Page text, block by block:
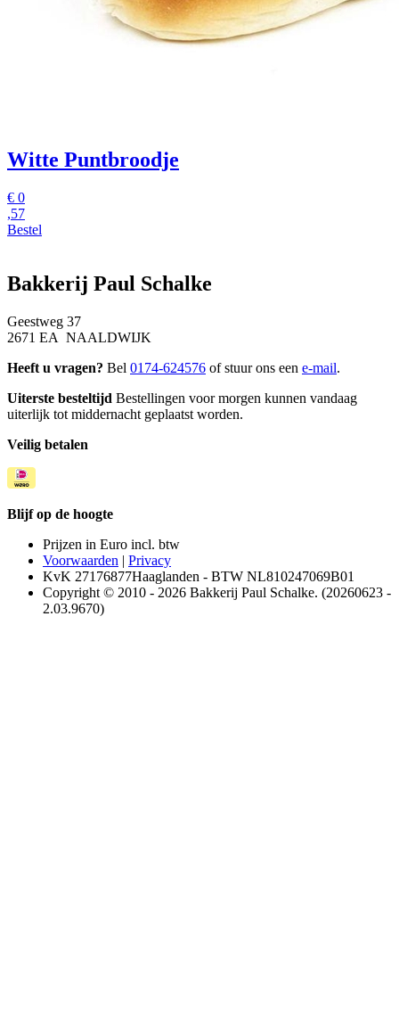
Witte Puntbroodje
€ 0
,57
Bestel
Bakkerij Paul Schalke
Geestweg 37
2671 EA NAALDWIJK
Heeft u vragen? Bel 0174-624576 of stuur ons een e-mail.
Uiterste besteltijd Bestellingen voor morgen kunnen vandaag
uiterlijk tot middernacht geplaatst worden.
Veilig betalen
Blijf op de hoogte
Prijzen in Euro incl. btw
Voorwaarden | Privacy
KvK 27176877Haaglanden - BTW NL810247069B01
Copyright © 2010 - 2026 Bakkerij Paul Schalke. (20260623 -
2.03.9670)